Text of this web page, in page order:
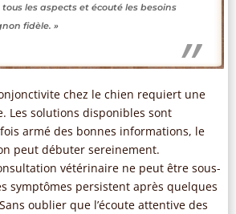
les aspects et écouté les besoins
fidèle. »
chez le chien requiert une
Les solutions disponibles sont
armé des bonnes informations, le
peut débuter sereinement.
vétérinaire ne peut être sous-
symptômes persistent après quelques
oublier que l’écoute attentive des